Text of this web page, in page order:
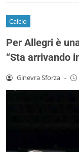
Calcio
Per Allegri è
“Sta arrivando
Ginevra Sforza -